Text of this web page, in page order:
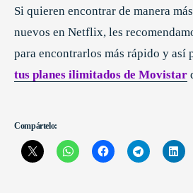
Si quieren encontrar de manera
nuevos en Netflix, les
para encontrarlos más rápido y así
tus planes ilimitados de Movistar
Compártelo: